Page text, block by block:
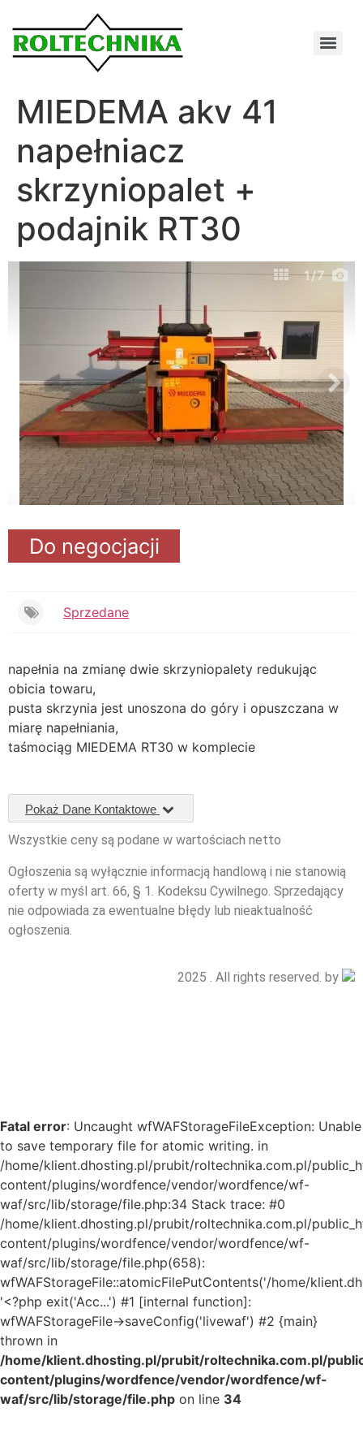
MIEDEMA akv 41
napełniacz
skrzyniopalet +
podajnik RT30
1/7
Do negocjacji
Sprzedane
napełnia na zmianę dwie skrzyniopalety redukując
obicia towaru,
pusta skrzynia jest unoszona do góry i opuszczana w
miarę napełniania,
taśmociąg MIEDEMA RT30 w komplecie
Pokaż Dane Kontaktowe
Wszystkie ceny są podane w wartościach netto
Ogłoszenia są wyłącznie informacją handlową i nie stanowią
oferty w myśl art. 66, § 1. Kodeksu Cywilnego. Sprzedający
nie odpowiada za ewentualne błędy lub nieaktualność
ogłoszenia.
2025 . All rights reserved. by
Fatal error: Uncaught wfWAFStorageFileException: Unable
to save temporary file for atomic writing. in
/home/klient.dhosting.pl/prubit/roltechnika.com.pl/
content/plugins/wordfence/vendor/wordfence/wf-
waf/src/lib/storage/file.php:34 Stack trace: #0
/home/klient.dhosting.pl/prubit/roltechnika.com.pl/
content/plugins/wordfence/vendor/wordfence/wf-
waf/src/lib/storage/file.php(658):
wfWAFStorageFile::atomicFilePutContents('/home/
'<?php exit('Acc...') #1 [internal function]:
wfWAFStorageFile->saveConfig('livewaf') #2 {main}
thrown in
/home/klient.dhosting.pl/prubit/roltechnika.com.pl/
content/plugins/wordfence/vendor/wordfence/wf-
waf/src/lib/storage/file.php on line 34